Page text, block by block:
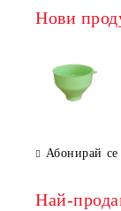
Нови
Абонирай се
Най-